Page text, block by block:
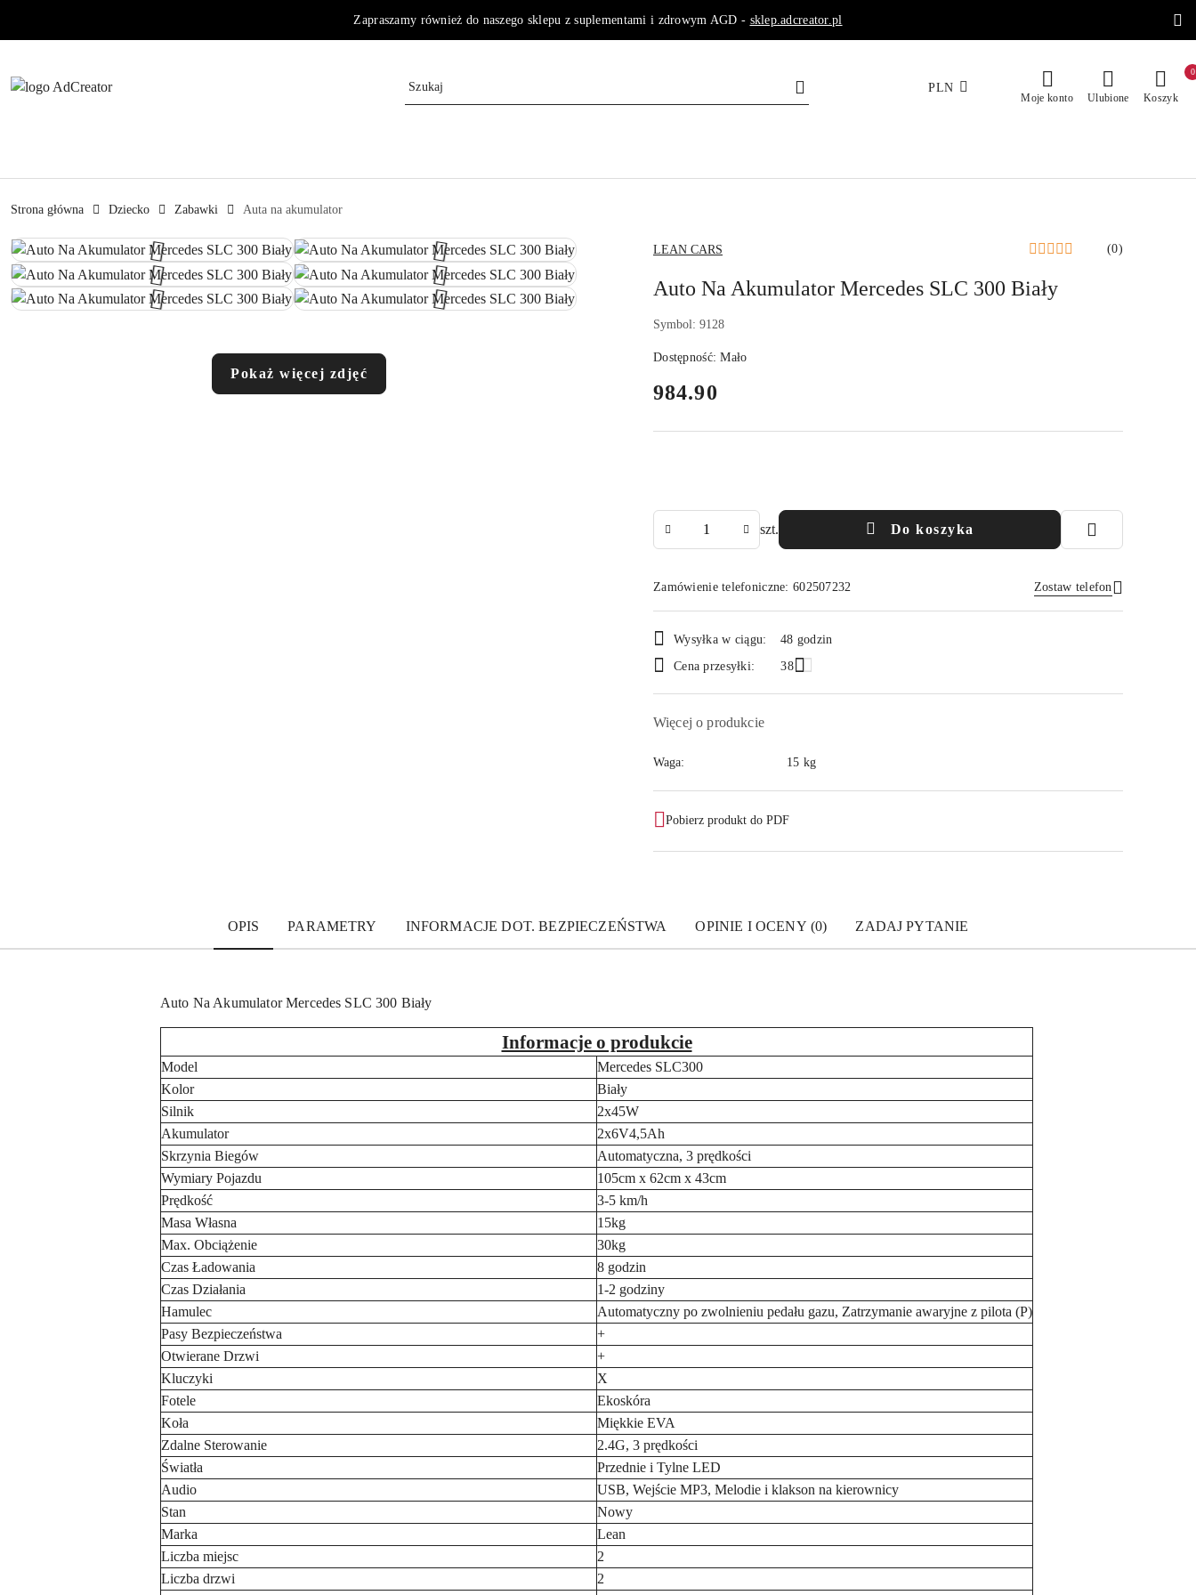
Zapraszamy również do naszego sklepu z suplementami i zdrowym AGD - sklep.adcreator.pl
PLN
Moje konto Ulubione Koszyk
0
Strona główna Dziecko Zabawki Auta na akumulator
Pokaż więcej zdjęć
NAZWA
PRODUCENTA:
LEAN CARS (0)
Auto Na Akumulator Mercedes SLC 300 Biały
Symbol: 9128
Dostępność:Mało
cena:
984.90
szt. Do koszyka
Zamówienie telefoniczne: 602507232 Zostaw telefon
Wyślij
Dostępność
i
Wysyłka w ciągu:
48 godzin
Cena przesyłki:
38
Więcej o produkcie
Waga: 15 kg
Pobierz produkt do PDF
OPIS PARAMETRY INFORMACJE DOT. BEZPIECZEŃSTWA OPINIE I OCENY (0) ZADAJ PYTANIE
Auto Na Akumulator Mercedes SLC 300 Biały
Informacje o produkcie
Model
Mercedes SLC300
Kolor
Biały
Silnik
2x45W
Akumulator
2x6V4,5Ah
Skrzynia Biegów
Automatyczna, 3 prędkości
Wymiary Pojazdu
105cm x 62cm x 43cm
Prędkość
3-5 km/h
Masa Własna
15kg
Max. Obciążenie
30kg
Czas Ładowania
8 godzin
Czas Działania
1-2 godziny
Hamulec
Automatyczny po zwolnieniu pedału gazu, Zatrzymanie awaryjne z pilota (P)
Pasy Bezpieczeństwa
+
Otwierane Drzwi
+
Kluczyki
X
Fotele
Ekoskóra
Koła
Miękkie EVA
Zdalne Sterowanie
2.4G, 3 prędkości
Światła
Przednie i Tylne LED
Audio
USB, Wejście MP3, Melodie i klakson na kierownicy
Stan
Nowy
Marka
Lean
Liczba miejsc
2
Liczba drzwi
2